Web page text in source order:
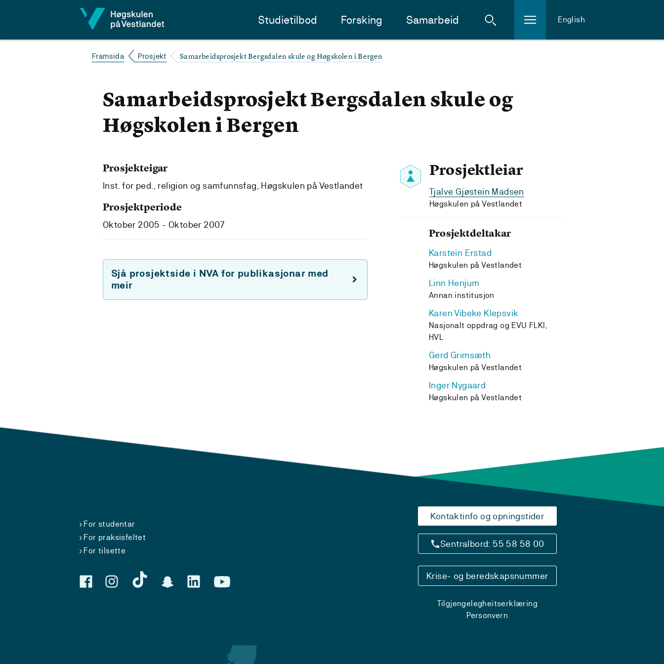
Studietilbod Forsking Samarbeid English
Framsida Prosjekt Samarbeidsprosjekt Bergsdalen skule og Høgskolen i Bergen
Samarbeidsprosjekt Bergsdalen skule og
Høgskolen i Bergen
Prosjektleiar
Tjalve Gjøstein Madsen
Høgskulen på Vestlandet
Prosjektdeltakar
Karstein Erstad
Høgskulen på Vestlandet
Linn Henjum
Annan institusjon
Karen Vibeke Klepsvik
Nasjonalt oppdrag og EVU FLKI,
HVL
Gerd Grimsæth
Høgskulen på Vestlandet
Inger Nygaard
Høgskulen på Vestlandet
Prosjekteigar
Inst. for ped., religion og samfunnsfag, Høgskulen på Vestlandet
Prosjektperiode
Oktober 2005 - Oktober 2007
Sjå prosjektside i NVA for publikasjonar med
meir
For studentar
For praksisfeltet
For tilsette
Kontaktinfo og opningstider
Sentralbord: 55 58 58 00
Krise- og beredskapsnummer
Tilgjengelegheitserklæring
Personvern